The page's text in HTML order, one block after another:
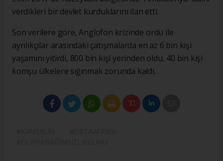
verdikleri bir devlet kurduklarını ilan etti.
Son verilere göre, Anglofon krizinde ordu ile
ayrılıkçılar arasındaki çatışmalarda en az 6 bin kişi
yaşamını yitirdi, 800 bin kişi yerinden oldu, 40 bin kişi
komşu ülkelere sığınmak zorunda kaldı.